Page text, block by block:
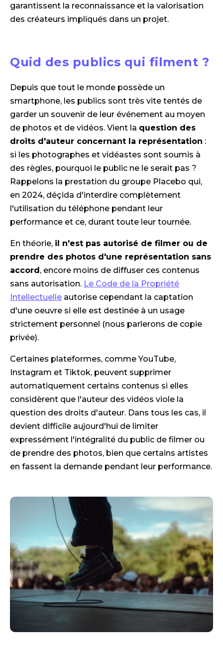
garantissent la reconnaissance et la valorisation
des créateurs impliqués dans un projet.
Quid des publics qui filment ?
Depuis que tout le monde possède un
smartphone, les publics sont très vite tentés de
garder un souvenir de leur événement au moyen
de photos et de vidéos. Vient la question des
droits d'auteur concernant la représentation :
si les photographes et vidéastes sont soumis à
des règles, pourquoi le public ne le serait pas ?
Rappelons la prestation du groupe Placebo qui,
en 2024, déçida d'interdire complètement
l'utilisation du téléphone pendant leur
performance et ce, durant toute leur tournée.
En théorie, il n'est pas autorisé de filmer ou de
prendre des photos d'une représentation sans
accord, encore moins de diffuser ces contenus
sans autorisation. Le Code de la Propriété
Intellectuelle autorise cependant la captation
d'une oeuvre si elle est destinée à un usage
strictement personnel (nous parlerons de copie
privée).
Certaines plateformes, comme YouTube,
Instagram et Tiktok, peuvent supprimer
automatiquement certains contenus si elles
considèrent que l'auteur des vidéos viole la
question des droits d'auteur. Dans tous les cas, il
devient difficile aujourd'hui de limiter
expressément l'intégralité du public de filmer ou
de prendre des photos, bien que certains artistes
en fassent la demande pendant leur performance.